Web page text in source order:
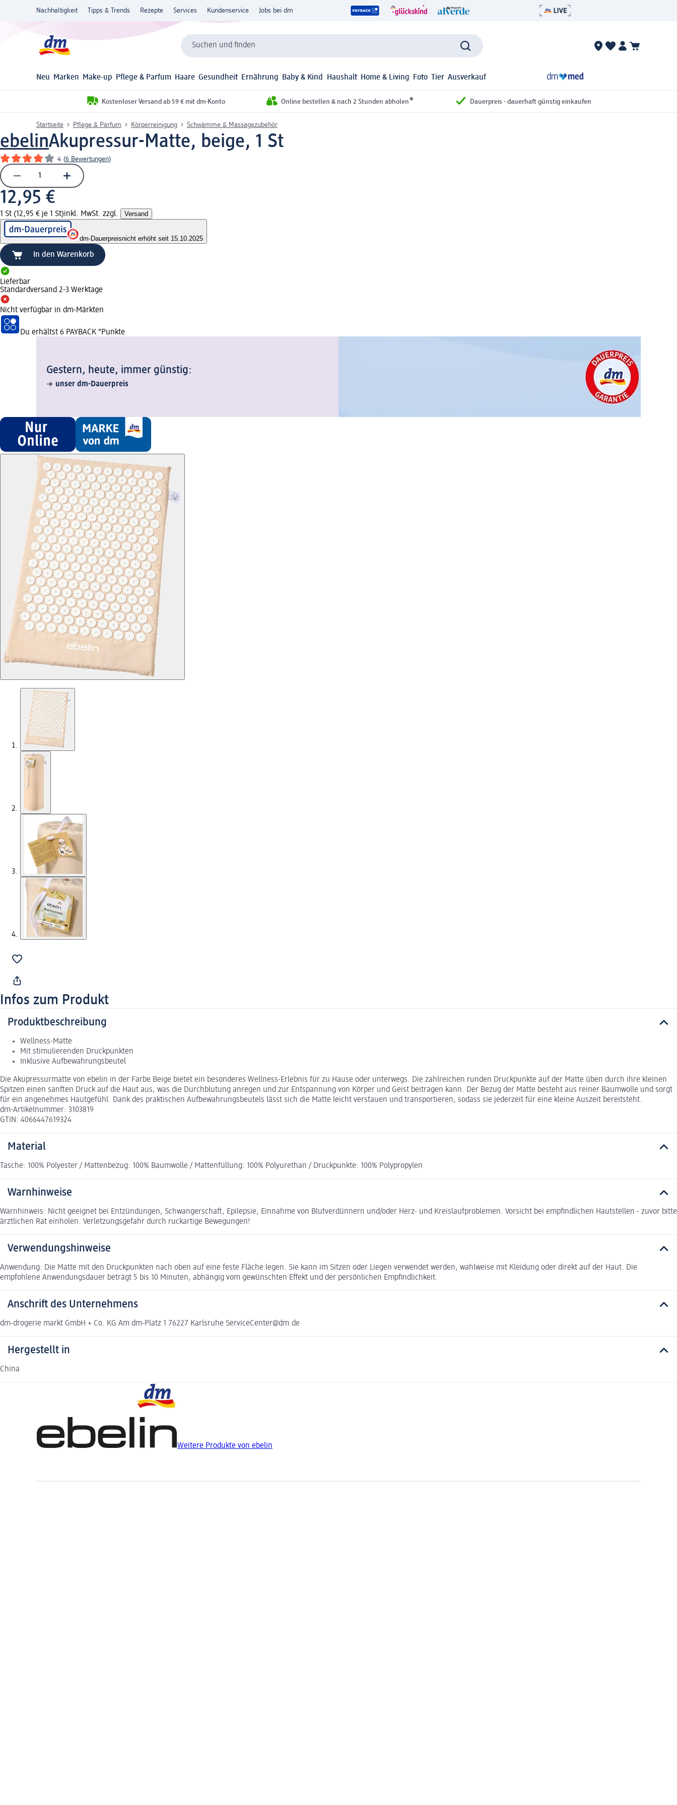
Nachhaltigkeit Tipps & Trends Rezepte Services Kundenservice Jobs bei dm
Suchen und finden
Neu Marken Make-up Pflege & Parfum Haare Gesundheit Ernährung Baby & Kind Haushalt Home & Living Foto Tier Ausverkauf
Kostenloser Versand ab 59 € mit dm-Konto Online bestellen & nach 2 Stunden abholen* Dauerpreis - dauerhaft günstig einkaufen
Startseite Pflege & Parfum Körperreinigung Schwämme & Massagezubehör
ebelinAkupressur-Matte, beige, 1 St
4 (6 Bewertungen)
12,95 €
1 St (12,95 € je 1 St)inkl. MwSt. zzgl. Versand
dm-Dauerpreisnicht erhöht seit 15.10.2025
In den Warenkorb
Lieferbar
Standardversand 2-3 Werktage
Nicht verfügbar in dm-Märkten
Du erhältst 6 PAYBACK °Punkte
Gestern, heute, immer günstig:
unser dm-Dauerpreis
Infos zum Produkt
Produktbeschreibung
Wellness-Matte
Mit stimulierenden Druckpunkten
Inklusive Aufbewahrungsbeutel
Die Akupressurmatte von ebelin in der Farbe Beige bietet ein besonderes Wellness-Erlebnis für zu Hause oder unterwegs. Die zahlreichen runden Druckpunkte auf der Matte üben durch ihre kleinen
Spitzen einen sanften Druck auf die Haut aus, was die Durchblutung anregen und zur Entspannung von Körper und Geist beitragen kann. Der Bezug der Matte besteht aus reiner Baumwolle und sorgt
für ein angenehmes Hautgefühl. Dank des praktischen Aufbewahrungsbeutels lässt sich die Matte leicht verstauen und transportieren, sodass sie jederzeit für eine kleine Auszeit bereitsteht.
dm-Artikelnummer: 3103819
GTIN: 4066447619324
Material
Tasche: 100% Polyester / Mattenbezug: 100% Baumwolle / Mattenfüllung: 100% Polyurethan / Druckpunkte: 100% Polypropylen
Warnhinweise
Warnhinweis: Nicht geeignet bei Entzündungen, Schwangerschaft, Epilepsie, Einnahme von Blutverdünnern und/oder Herz- und Kreislaufproblemen. Vorsicht bei empfindlichen Hautstellen - zuvor bitte
ärztlichen Rat einholen. Verletzungsgefahr durch ruckartige Bewegungen!
Verwendungshinweise
Anwendung: Die Matte mit den Druckpunkten nach oben auf eine feste Fläche legen. Sie kann im Sitzen oder Liegen verwendet werden, wahlweise mit Kleidung oder direkt auf der Haut. Die
empfohlene Anwendungsdauer beträgt 5 bis 10 Minuten, abhängig vom gewünschten Effekt und der persönlichen Empfindlichkeit.
Anschrift des Unternehmens
dm-drogerie markt GmbH + Co. KG Am dm-Platz 1 76227 Karlsruhe ServiceCenter@dm.de
Hergestellt in
China
Weitere Produkte von ebelin